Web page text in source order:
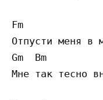
Fm
Отпусти меня в
Gm  Bm
Мне так тесно